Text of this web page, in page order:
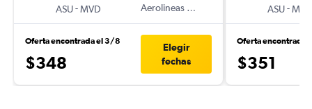
ASU-MVD
Aerolineas Argentinas
Oferta encontrada el 3/8
$348
Elegir
fechas
ASU-MVD
Oferta encontrada
$351